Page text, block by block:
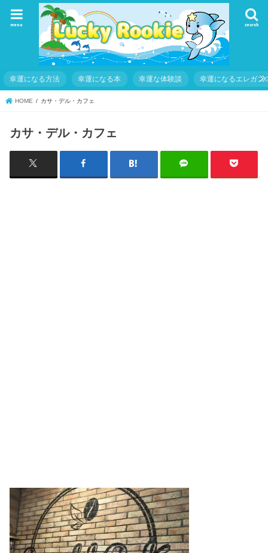
search
menu
幸運になる方法 幸運になる本 幸運な体験談 幸運になるエレガン
HOME カサ・デル・カフェ
カサ・デル・カフェ